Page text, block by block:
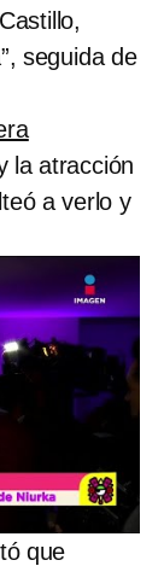
seguida de
la atracción
a verlo y
que